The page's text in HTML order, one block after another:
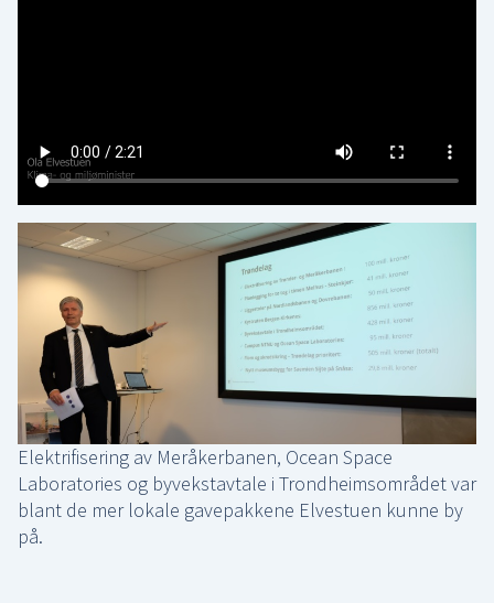
Elektrifisering av Meråkerbanen, Ocean Space
Laboratories og byvekstavtale i Trondheimsområdet var
blant de mer lokale gavepakkene Elvestuen kunne by
på.